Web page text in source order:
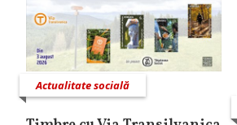
Actualitate socială